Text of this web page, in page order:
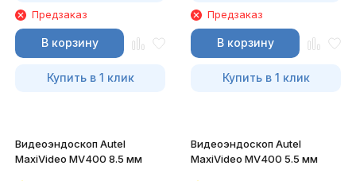
Предзаказ
В корзину
Купить в 1 клик
Предзаказ
В корзину
Купить в 1 клик
Видеоэндоскоп Autel
MaxiVideo MV400 8.5 мм
Видеоэндоскоп Autel
MaxiVideo MV400 5.5 мм